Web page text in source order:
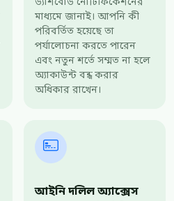
ড্যাশবোর্ড নোটিফিকেশনের
মাধ্যমে জানাই। আপনি কী
পরিবর্তিত হয়েছে তা
পর্যালোচনা করতে পারেন
এবং নতুন শর্তে সম্মত না হলে
অ্যাকাউন্ট বন্ধ করার
অধিকার রাখেন।
আইনি দলিল অ্যাক্সেস